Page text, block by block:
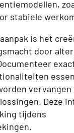
stabiele
is het
door
vervangen
Deze
tijdens